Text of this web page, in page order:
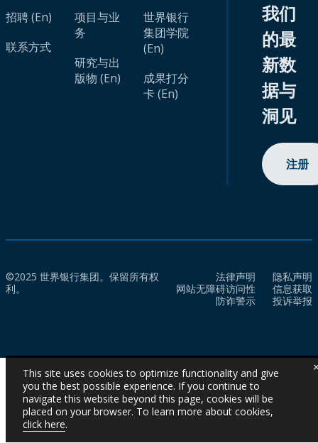
招聘 (En)
联系方式
项目与业
务
研究与出
版物 (En)
世界银行
集团学院
(En)
成果打分
卡 (En)
我们
的最
新数
据与
洞见
注册
©2025 世界银行集团。保留所有权
利。
法律声明
隐私声明
网站无障碍访问性
信息获取
防诈警示
投诉举报
This site uses cookies to optimize functionality and give
you the best possible experience. If you continue to
navigate this website beyond this page, cookies will be
placed on your browser. To learn more about cookies,
click here.